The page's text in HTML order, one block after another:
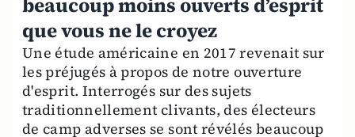
que vous ne le croyez
Une étude américaine en 2017 revenait sur
les préjugés à propos de notre ouverture
d'esprit. Interrogés sur des sujets
traditionnellement clivants, des électeurs
de camp adverses se sont révélés beaucoup